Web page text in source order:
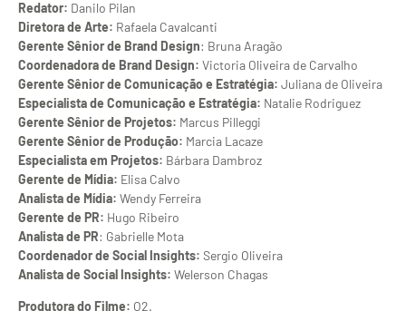
Redator: Danilo Pilan
Diretora de Arte: Rafaela Cavalcanti
Gerente Sênior de Brand Design: Bruna Aragão
Coordenadora de Brand Design: Victoria Oliveira de Carvalho
Gerente Sênior de Comunicação e Estratégia: Juliana de Oliveira
Especialista de Comunicação e Estratégia: Natalie Rodriguez
Gerente Sênior de Projetos: Marcus Pilleggi
Gerente Sênior de Produção: Marcia Lacaze
Especialista em Projetos: Bárbara Dambroz
Gerente de Mídia: Elisa Calvo
Analista de Mídia: Wendy Ferreira
Gerente de PR: Hugo Ribeiro
Analista de PR: Gabrielle Mota
Coordenador de Social Insights: Sergio Oliveira
Analista de Social Insights: Welerson Chagas
Produtora do Filme: O2.